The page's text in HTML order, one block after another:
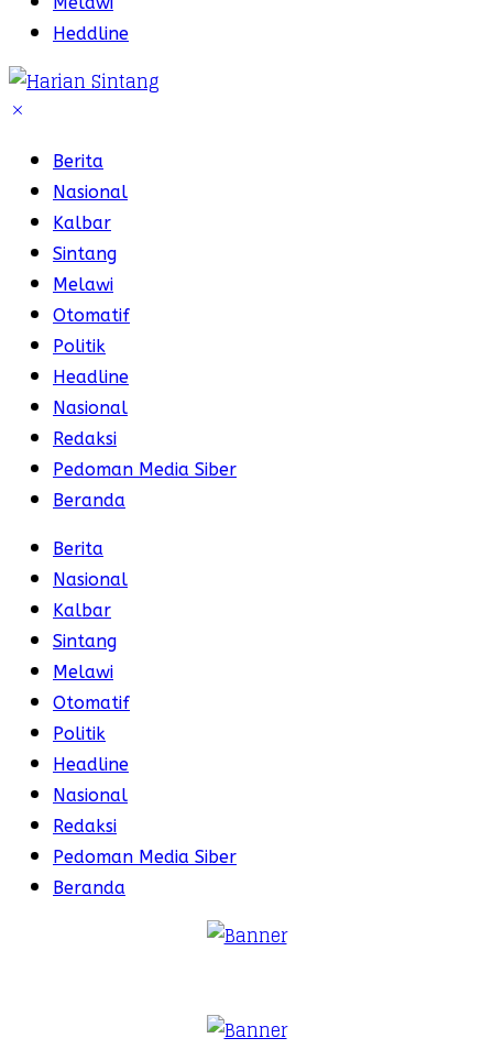
Heddline
Berita
Nasional
Kalbar
Sintang
Melawi
Otomatif
Politik
Headline
Nasional
Redaksi
Pedoman Media Siber
Beranda
Berita
Nasional
Kalbar
Sintang
Melawi
Otomatif
Politik
Headline
Nasional
Redaksi
Pedoman Media Siber
Beranda